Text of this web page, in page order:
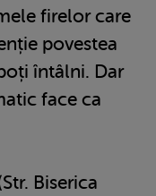
firelor care
povestea
întâlni. Dar
face ca
Biserica